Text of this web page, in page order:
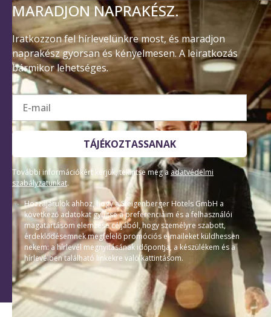
MARADJON NAPRAKÉSZ.
Iratkozzon fel hírlevelünkre most, és maradjon
naprakész gyorsan és kényelmesen. A leiratkozás
bármikor lehetséges.
E-mail
TÁJÉKOZTASSANAK
További információkért kérjük, tekintse meg a adatvédelmi
szabályzatunkat.
Hozzájárulok ahhoz, hogy a Steigenberger Hotels GmbH a
következő adatokat gyűjtse a preferenciáim és a felhasználói
magatartásom elemzése céljából, hogy személyre szabott,
érdeklődésemnek megfelelő promóciós e-maileket küldhessen
nekem: a hírlevél megnyitásának időpontja, a készülékem és a
hírlevélben található linkekre való kattintásom.